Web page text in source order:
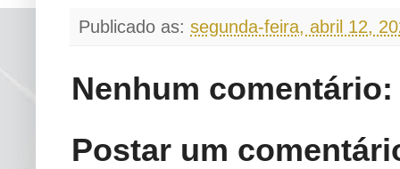
Publicado as: segunda-feira, abril 12,
Nenhum comentário:
Postar um